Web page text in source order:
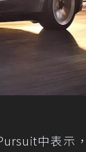
中表示